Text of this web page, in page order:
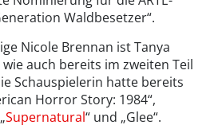
Waldbesetzer“.
Nicole Brennan ist Tanya
wie auch bereits im zweiten Teil
Schauspielerin hatte bereits
Horror Story: 1984“,
Supernatural“ und „Glee“.